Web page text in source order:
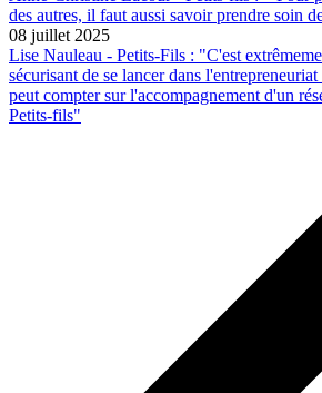
des autres, il faut aussi savoir prendre soin
08 juillet 2025
Lise Nauleau - Petits-Fils : "C'est
sécurisant de se lancer dans
peut compter sur l'accompagnement d'un
Petits-fils"